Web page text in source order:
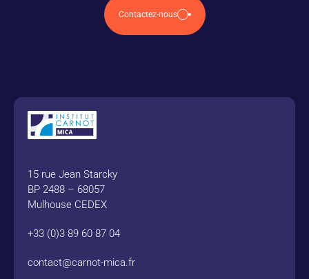
Contactez-nous
15 rue Jean Starcky
BP 2488 – 68057
Mulhouse CEDEX
+33 (0)3 89 60 87 04
contact@carnot-mica.fr